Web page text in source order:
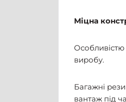
Міцна
Особливістю
виробу.
Багажні
вантаж під